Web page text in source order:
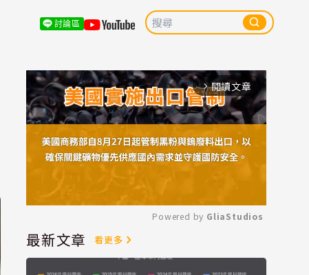
討論區
arrow_forward_ios 閱讀文章
Mute
Powered by GliaStudios
最新文章 看更多